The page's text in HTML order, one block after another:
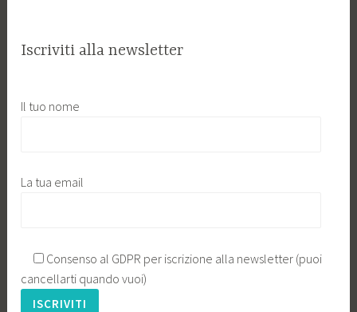
Iscriviti alla newsletter
Il tuo nome
La tua email
Consenso al GDPR per iscrizione alla newsletter (puoi
cancellarti quando vuoi)